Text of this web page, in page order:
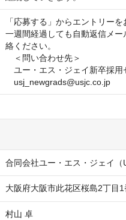
「応募する」からエントリーを
一週間経過しても自動返信メ
絡ください。
＜問い合わせ先＞
ユー・エス・ジェイ新卒採用
usj_newgrads@usjc.co.jp
合同会社ユー・エス・ジェイ（
大阪府大阪市此花区桜島2丁目
村山 卓